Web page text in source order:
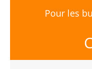
Pour les